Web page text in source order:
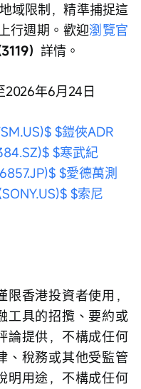
域限制，精準捕捉這
行週期。歡迎瀏覽官
詳情。
2026年6月24日
$鎧俠ADR
$寒武紀
$愛德萬測
$索尼
香港投資者使用，
工具的招攬、要約或
論提供，不構成任何
、稅務或其他受監管
明用途，不構成任何